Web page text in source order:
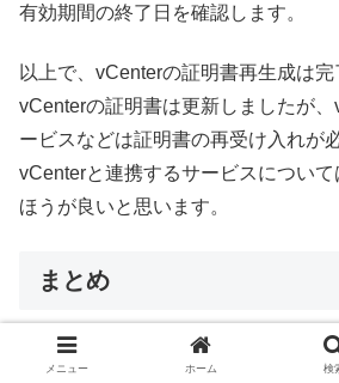
有効期間の終了日を確認します。
以上で、vCenterの証明書再生成は完
vCenterの証明書は更新しましたが
ービスなどは証明書の再受け入れが
vCenterと連携するサービスについ
ほうが良いと思います。
まとめ
今回は、vCenterの証明書が切れてい
メニュー ホーム 検